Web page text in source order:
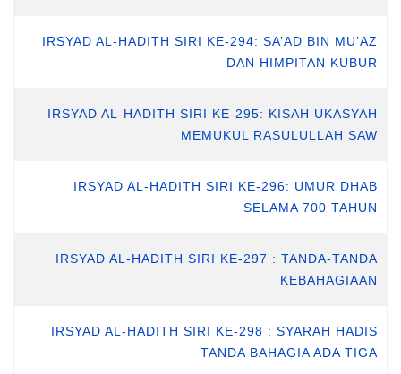
IRSYAD AL-HADITH SIRI KE-294: SA’AD BIN MU’AZ
DAN HIMPITAN KUBUR
IRSYAD AL-HADITH SIRI KE-295: KISAH UKASYAH
MEMUKUL RASULULLAH SAW
IRSYAD AL-HADITH SIRI KE-296: UMUR DHAB
SELAMA 700 TAHUN
IRSYAD AL-HADITH SIRI KE-297 : TANDA-TANDA
KEBAHAGIAAN
IRSYAD AL-HADITH SIRI KE-298 : SYARAH HADIS
TANDA BAHAGIA ADA TIGA